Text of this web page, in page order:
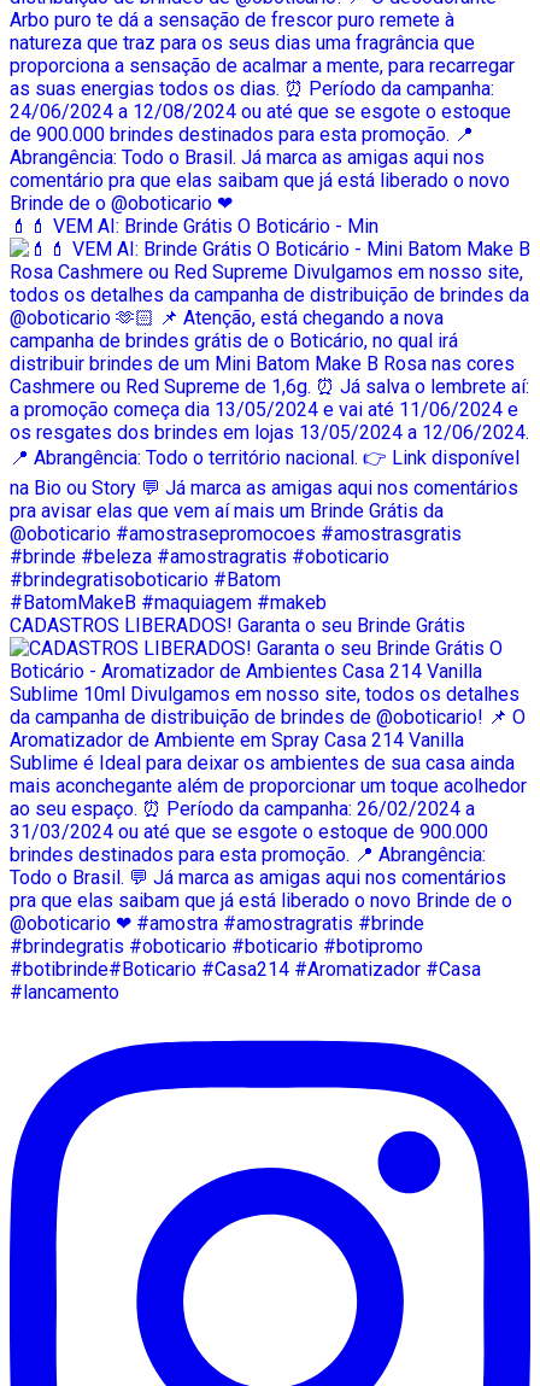
💄💄 VEM AI: Brinde Grátis O Boticário - Min
CADASTROS LIBERADOS! Garanta o seu Brinde Grátis